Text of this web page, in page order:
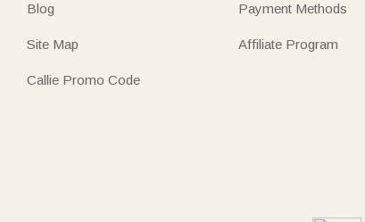
Blog
Site Map
Callie Promo Code
Payment Methods
Affiliate Program